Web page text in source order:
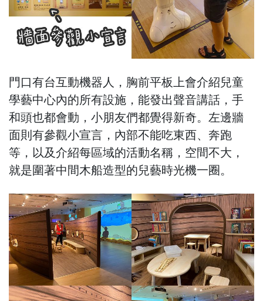
門口有台互動機器人，胸前平板上會介紹兒童
學藝中心內的所有設施，能發出聲音講話，手
和頭也都會動，小朋友們都覺得新奇。左邊牆
面則有參觀小宣言，內部不能吃東西、奔跑
等，以及介紹每區域的活動名稱，空間不大，
就是圍著中間木船造型的兒藝時光機一圈。